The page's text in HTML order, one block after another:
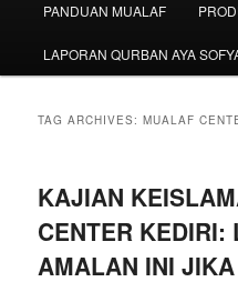
PANDUAN MUALAF
LAPORAN QURBAN AYA
TAG ARCHIVES:MUALAF
KAJIAN
CENTER KEDIRI:
AMALAN INI